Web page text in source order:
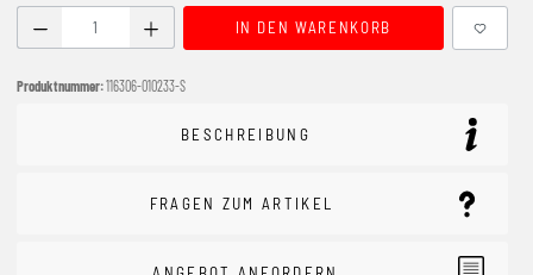
Produkt Anzahl: Gib den gewünschten Wert ein oder
IN DEN WARENKORB
Produktnummer:116306-010233-S
BESCHREIBUNG
FRAGEN ZUM ARTIKEL